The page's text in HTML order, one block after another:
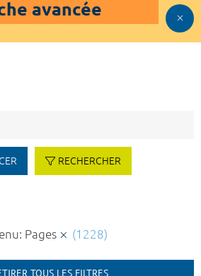
avancée
RECHERCHER
Pages (1228)
TOUS LES FILTRES